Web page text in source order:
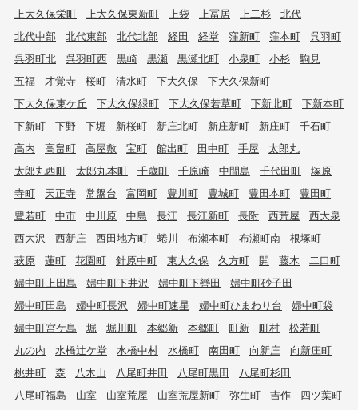
上大久保栄町
上大久保東新町 上袋 上冨居 上二杉
北代
北代中部
北代東部 北代北部 経田 経堂 窪新町 窪本町
呉羽町
呉羽町北
呉羽町西 黒崎 黒瀬 黒瀬北町 小泉町 小杉
駒見
五福
才覚寺 桜町 清水町 下大久保
下大久保新町
下大久保東ケ丘
下大久保緑町 下大久保若草町 下新北町
下新本町
下新町
下野 下堀 新桜町 新庄北町 新庄新町 新庄町
千石町
高内
高畠町 高屋敷 宝町 館出町 田中町 手屋
太郎丸
太郎丸西町
太郎丸本町 千歳町 千原崎 中間島 千代田町
塚原
寺町
天正寺 常盤台 富岡町 豊川町 豊城町 豊田本町
豊田町
豊若町
中市 中川原 中島 長江 長江新町 長附 西荒屋
西大泉
西大沢
西新庄 西田地方町 蜷川 布瀬本町 布瀬町南
根塚町
萩原
蓮町 花園町 針原中町 東大久保 久方町 開 藤木
二口町
婦中町上田島
婦中町下井沢 婦中町下轡田
婦中町砂子田
婦中町田島
婦中町長沢 婦中町速星 婦中町ひまわり台
婦中町袋
婦中町宮ケ島
堀 堀川町 本郷新 本郷町 町新 町村
松若町
丸の内
水橋辻ケ堂 水橋中村 水橋町 南田町 向新庄
向新庄町
桃井町
森 八木山 八尾町井田 八尾町黒田
八尾町杉田
八尾町福島
山室 山室荒屋 山室荒屋新町 弥生町 吉作 四ツ葉町